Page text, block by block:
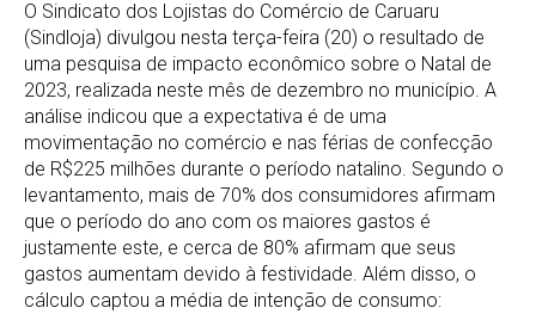
O Sindicato dos Lojistas do Comércio de Caruaru
(Sindloja) divulgou nesta terça-feira (20) o resultado de
uma pesquisa de impacto econômico sobre o Natal de
2023, realizada neste mês de dezembro no município. A
análise indicou que a expectativa é de uma
movimentação no comércio e nas férias de confecção
de R$225 milhões durante o período natalino. Segundo o
levantamento, mais de 70% dos consumidores afirmam
que o período do ano com os maiores gastos é
justamente este, e cerca de 80% afirmam que seus
gastos aumentam devido à festividade. Além disso, o
cálculo captou a média de intenção de consumo: